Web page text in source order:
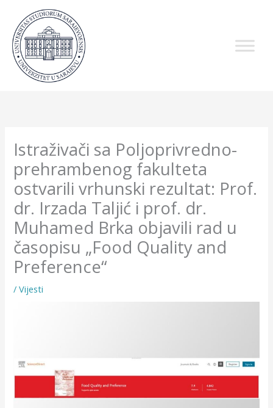
content
Istraživači sa Poljoprivredno-
prehrambenog fakulteta
ostvarili vrhunski rezultat: Prof.
dr. Irzada Taljić i prof. dr.
Muhamed Brka objavili rad u
časopisu „Food Quality and
Preference“
/Vijesti